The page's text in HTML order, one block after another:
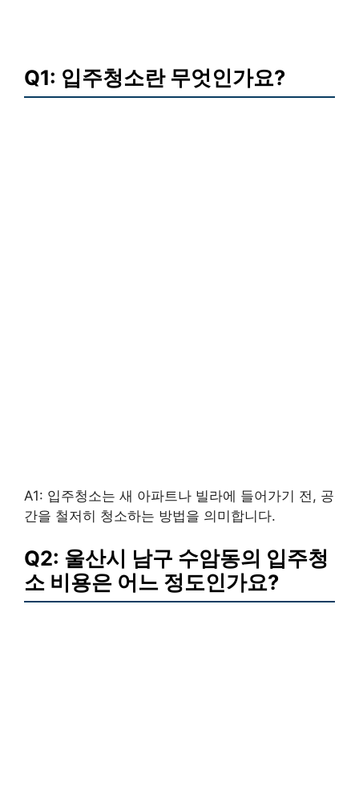
Q1: 입주청소란 무엇인가요?
A1: 입주청소는 새 아파트나 빌라에 들어가기 전, 공
간을 철저히 청소하는 방법을 의미합니다.
Q2: 울산시 남구 수암동의 입주청
소 비용은 어느 정도인가요?